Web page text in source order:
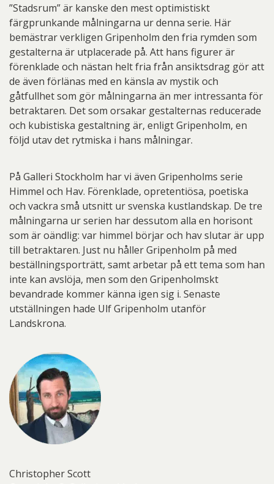
”Stadsrum” är kanske den mest optimistiskt
färgprunkande målningarna ur denna serie. Här
bemästrar verkligen Gripenholm den fria rymden som
gestalterna är utplacerade på. Att hans figurer är
förenklade och nästan helt fria från ansiktsdrag gör att
de även förlänas med en känsla av mystik och
gåtfullhet som gör målningarna än mer intressanta för
betraktaren. Det som orsakar gestalternas reducerade
och kubistiska gestaltning är, enligt Gripenholm, en
följd utav det rytmiska i hans målningar.
På Galleri Stockholm har vi även Gripenholms serie
Himmel och Hav. Förenklade, opretentiösa, poetiska
och vackra små utsnitt ur svenska kustlandskap. De tre
målningarna ur serien har dessutom alla en horisont
som är oändlig: var himmel börjar och hav slutar är upp
till betraktaren. Just nu håller Gripenholm på med
beställningsporträtt, samt arbetar på ett tema som han
inte kan avslöja, men som den Gripenholmskt
bevandrade kommer känna igen sig i. Senaste
utställningen hade Ulf Gripenholm utanför
Landskrona.
Christopher Scott